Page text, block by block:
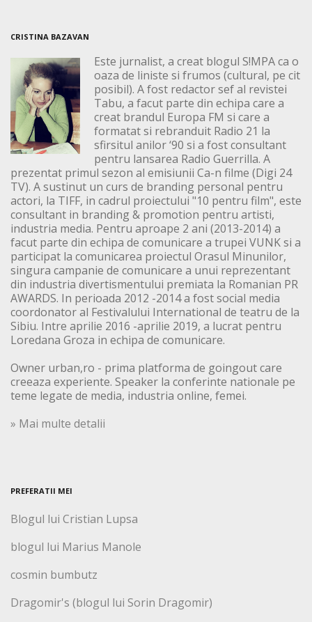
CRISTINA BAZAVAN
Este jurnalist, a creat blogul S!MPA ca o
oaza de liniste si frumos (cultural, pe cit
posibil). A fost redactor sef al revistei
Tabu, a facut parte din echipa care a
creat brandul Europa FM si care a
formatat si rebranduit Radio 21 la
sfirsitul anilor ‘90 si a fost consultant
pentru lansarea Radio Guerrilla. A
prezentat primul sezon al emisiunii Ca-n filme (Digi 24
TV). A sustinut un curs de branding personal pentru
actori, la TIFF, in cadrul proiectului "10 pentru film", este
consultant in branding & promotion pentru artisti,
industria media. Pentru aproape 2 ani (2013-2014) a
facut parte din echipa de comunicare a trupei VUNK si a
participat la comunicarea proiectul Orasul Minunilor,
singura campanie de comunicare a unui reprezentant
din industria divertismentului premiata la Romanian PR
AWARDS. In perioada 2012 -2014 a fost social media
coordonator al Festivalului International de teatru de la
Sibiu. Intre aprilie 2016 -aprilie 2019, a lucrat pentru
Loredana Groza in echipa de comunicare.
Owner urban,ro - prima platforma de goingout care
creeaza experiente. Speaker la conferinte nationale pe
teme legate de media, industria online, femei.
» Mai multe detalii
PREFERATII MEI
Blogul lui Cristian Lupsa
blogul lui Marius Manole
cosmin bumbutz
Dragomir's (blogul lui Sorin Dragomir)